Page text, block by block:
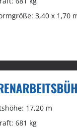
3,40 x 1,70
17,20 m
681 kg